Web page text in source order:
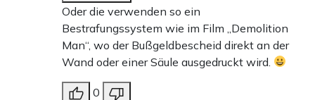
Oder die verwenden so ein
Bestrafungssystem wie im Film „Demolition
Man“, wo der Bußgeldbescheid direkt an der
Wand oder einer Säule ausgedruckt wird.
0